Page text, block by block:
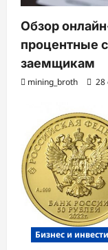
Обзор
процентные
заемщикам
mining_broth 28
Бизнес и